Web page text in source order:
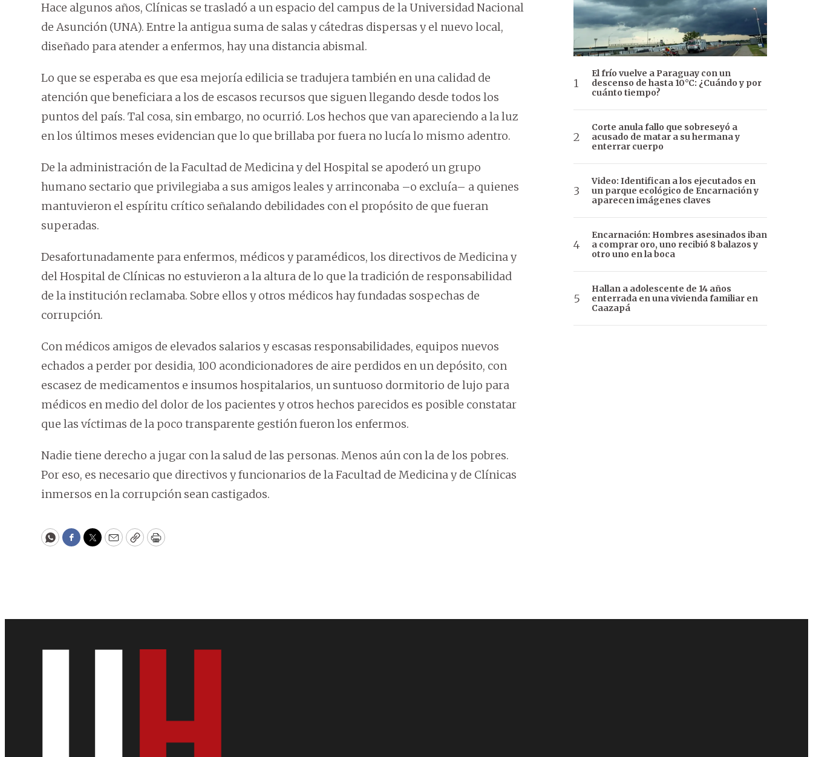
Hace algunos años, Clínicas se trasladó a un espacio del campus de la Universidad Nacional
de Asunción (UNA). Entre la antigua suma de salas y cátedras dispersas y el nuevo local,
diseñado para atender a enfermos, hay una distancia abismal.
Lo que se esperaba es que esa mejoría edilicia se tradujera también en una calidad de
atención que beneficiara a los de escasos recursos que siguen llegando desde todos los
puntos del país. Tal cosa, sin embargo, no ocurrió. Los hechos que van apareciendo a la luz
en los últimos meses evidencian que lo que brillaba por fuera no lucía lo mismo adentro.
De la administración de la Facultad de Medicina y del Hospital se apoderó un grupo
humano sectario que privilegiaba a sus amigos leales y arrinconaba –o excluía– a quienes
mantuvieron el espíritu crítico señalando debilidades con el propósito de que fueran
superadas.
Desafortunadamente para enfermos, médicos y paramédicos, los directivos de Medicina y
del Hospital de Clínicas no estuvieron a la altura de lo que la tradición de responsabilidad
de la institución reclamaba. Sobre ellos y otros médicos hay fundadas sospechas de
corrupción.
Con médicos amigos de elevados salarios y escasas responsabilidades, equipos nuevos
echados a perder por desidia, 100 acondicionadores de aire perdidos en un depósito, con
escasez de medicamentos e insumos hospitalarios, un suntuoso dormitorio de lujo para
médicos en medio del dolor de los pacientes y otros hechos parecidos es posible constatar
que las víctimas de la poco transparente gestión fueron los enfermos.
Nadie tiene derecho a jugar con la salud de las personas. Menos aún con la de los pobres.
Por eso, es necesario que directivos y funcionarios de la Facultad de Medicina y de Clínicas
inmersos en la corrupción sean castigados.
WhatsApp
Facebook
Twitter
EmailCopyPrint
El frío vuelve a Paraguay con un
descenso de hasta 10°C: ¿Cuándo y por
cuánto tiempo?
Corte anula fallo que sobreseyó a
acusado de matar a su hermana y
enterrar cuerpo
Video: Identifican a los ejecutados en
un parque ecológico de Encarnación y
aparecen imágenes claves
Encarnación: Hombres asesinados iban
a comprar oro, uno recibió 8 balazos y
otro uno en la boca
Hallan a adolescente de 14 años
enterrada en una vivienda familiar en
Caazapá